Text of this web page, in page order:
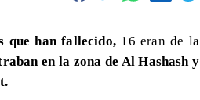
que han fallecido,16 eran de la
en la zona de Al Hashash y